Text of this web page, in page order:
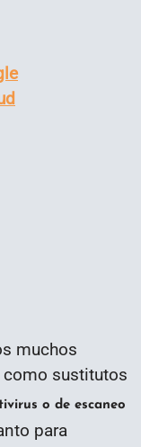
muchos
como sustitutos
o de escaneo
para